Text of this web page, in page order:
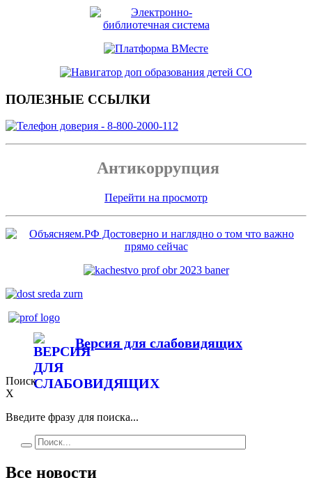
ПОЛЕЗНЫЕ ССЫЛКИ
Антикоррупция
Перейти на просмотр
Версия для слабовидящих
Поиск
X
Введите фразу для поиска...
Все новости